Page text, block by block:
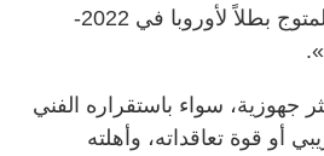
أمام مانشستر سيتي المتوج بطلاً لأوروبا في 2022-
جهوزية، سواء باستقراره الفني
أو قوة تعاقداته، وأهلته